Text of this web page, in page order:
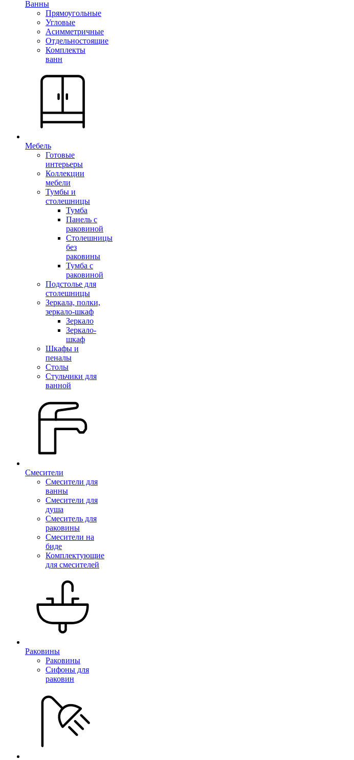
Ванны
Прямоугольные
Угловые
Асимметричные
Отдельностоящие
Комплекты
ванн
Мебель
Готовые
интерьеры
Коллекции
мебели
Тумбы и
столешницы
Тумба
Панель с
раковиной
Столешницы
без
раковины
Тумба с
раковиной
Подстолье для
столешницы
Зеркала, полки,
зеркало-шкаф
Зеркало
Зеркало-
шкаф
Шкафы и
пеналы
Столы
Стульчики для
ванной
Смесители
Смесители для
ванны
Смесители для
душа
Смеситель для
раковины
Смесители на
биде
Комплектующие
для смесителей
Раковины
Раковины
Сифоны для
раковин